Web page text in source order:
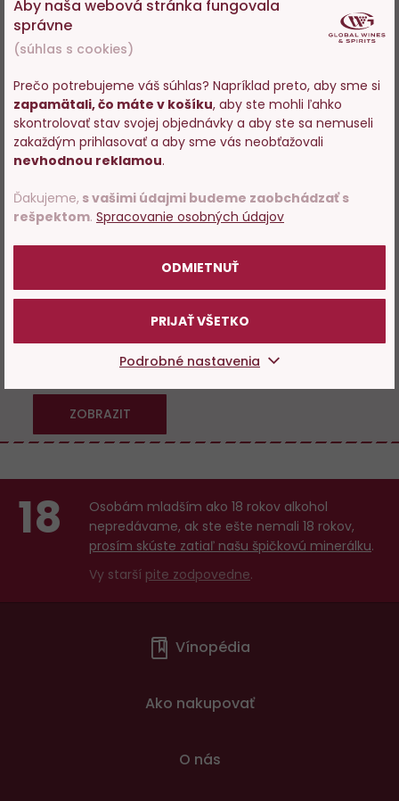
DO KOŠÍKA
A.H. Riise XO Ambre d´Or
Reserve 0,7l
49,15 €
ZOBRAZIT
Do
obľúbených
Aby naša webová stránka fungovala
správne
(súhlas s cookies)
Prečo potrebujeme váš súhlas? Napríklad preto, aby sme si
zapamätali, čo máte v košíku, aby ste mohli ľahko
skontrolovať stav svojej objednávky a aby ste sa nemuseli
zakaždým prihlasovať a aby sme vás neobťažovali
nevhodnou reklamou.
Ďakujeme, s vašimi údajmi budeme zaobchádzať s
rešpektom. Spracovanie osobných údajov
ODMIETNUŤ
PRIJAŤ VŠETKO
Podrobné nastavenia
18
Osobám mladším ako 18 rokov alkohol
nepredávame, ak ste ešte nemali 18 rokov,
prosím skúste zatiaľ našu špičkovú minerálku.
Vy starší pite zodpovedne.
Vínopédia
Ako nakupovať
O nás
Vstupujete na stránky s
predajom alkoholu. Prosím
potvrďte, že Vám už bolo 18